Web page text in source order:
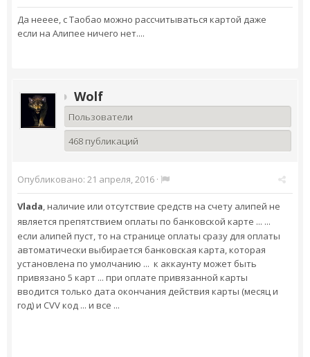
Да нееее, с Таобао можно рассчитываться картой даже
если на Алипее ничего нет....
Wolf
Пользователи
468 публикаций
Опубликовано: 21 апреля, 2016 ·
Vlada наличие или отсутствие средств на счету алипей не
является препятствием оплаты по банковской карте ... ...
если алипей пуст, то на странице оплаты сразу для оплаты
автоматически выбирается банковская карта, которая
установлена по умолчанию ... к аккаунту может быть
привязано 5 карт ... при оплате привязанной карты
вводится только дата окончания действия карты (месяц и
год) и CVV код ... и все ...